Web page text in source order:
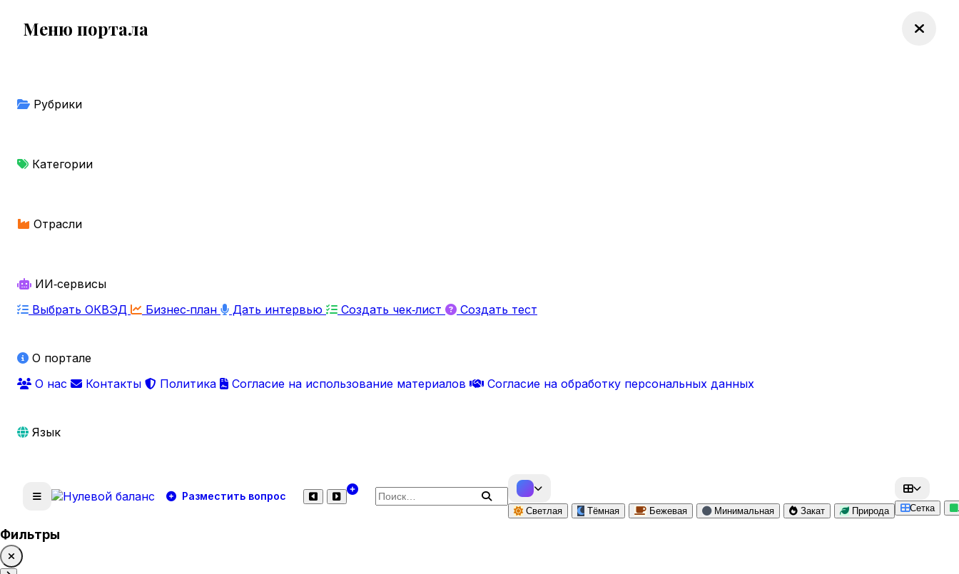
Меню портала
Рубрики
Категории
Отрасли
ИИ‑сервисы
Выбрать ОКВЭД
Бизнес‑план Дать интервью Создать чек‑лист Создать тест
О портале
О нас
Контакты Политика Согласие на использование материалов Согласие на обработку персональных данных
Язык
Разместить вопрос Поиск по сайту
Светлая Тёмная Бежевая Минимальная Закат Природа Сетка
Фильтры